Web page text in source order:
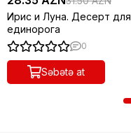
Ирис и Луна. Десерт для
единорога
0
Səbətə at